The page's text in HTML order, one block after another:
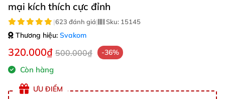
mại kích thích cực đỉnh
|623 đánh giá| Sku: 15145
Thương hiệu: Svakom
320.000₫ 500.000₫ -36%
Còn hàng
ƯU ĐIỂM